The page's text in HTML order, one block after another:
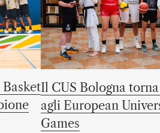
Il CUS Bologna
agli European
Games